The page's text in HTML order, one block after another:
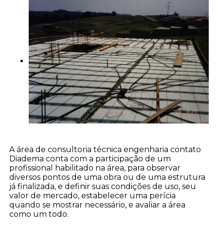
A área de consultoria técnica engenharia contato
Diadema conta com a participação de um
profissional habilitado na área, para observar
diversos pontos de uma obra ou de uma estrutura
já finalizada, e definir suas condições de uso, seu
valor de mercado, estabelecer uma perícia
quando se mostrar necessário, e avaliar a área
como um todo.